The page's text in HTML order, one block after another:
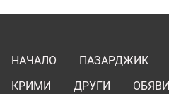
НАЧАЛО ПАЗАРДЖИК
КРИМИ
ДРУГИ ОБЯВИ